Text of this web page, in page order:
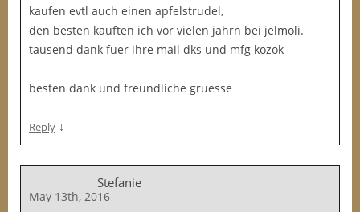
kaufen evtl auch einen apfelstrudel,
den besten kauften ich vor vielen jahrn bei jelmoli.
tausend dank fuer ihre mail dks und mfg kozok
besten dank und freundliche gruesse
Reply ↓
Stefanie
May 13th, 2016